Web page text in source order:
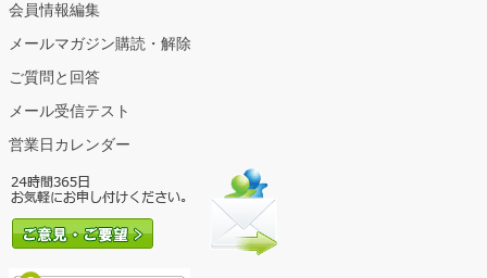
会員情報編集
メールマガジン購読・解除
ご質問と回答
メール受信テスト
営業日カレンダー